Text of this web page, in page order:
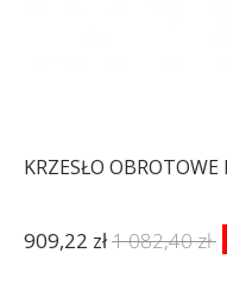
KRZESŁO
909,22 zł1 082,40 zł